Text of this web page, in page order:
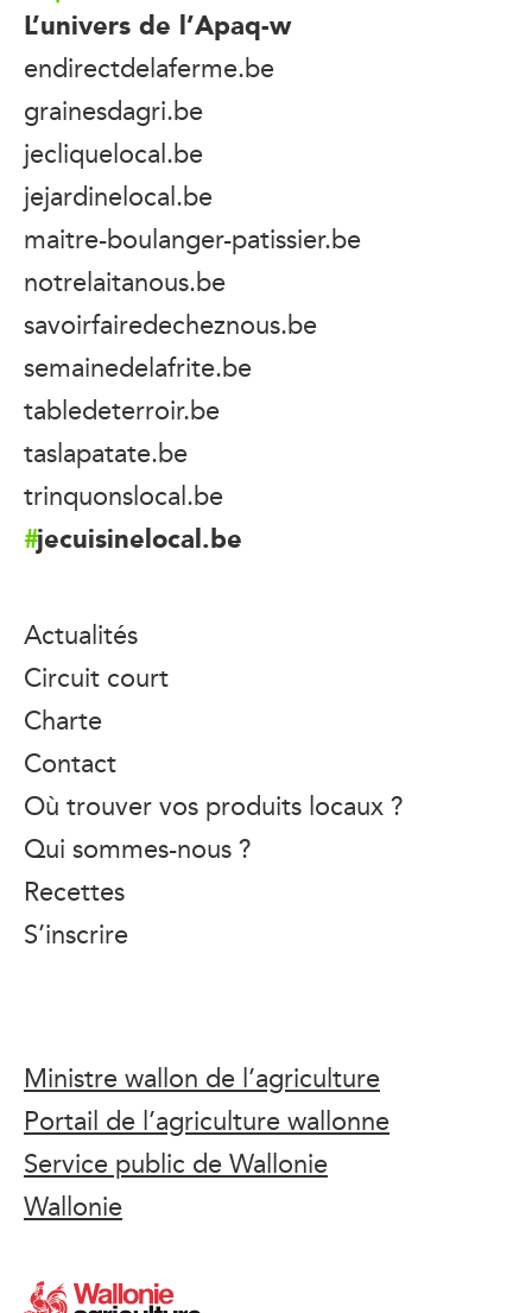
L’univers de l’Apaq-w
endirectdelaferme.be
grainesdagri.be
jecliquelocal.be
jejardinelocal.be
maitre-boulanger-patissier.be
notrelaitanous.be
savoirfairedecheznous.be
semainedelafrite.be
tabledeterroir.be
taslapatate.be
trinquonslocal.be
jecuisinelocal.be
Actualités
Circuit court
Charte
Contact
Où trouver vos produits locaux ?
Qui sommes-nous ?
Recettes
S’inscrire
Ministre wallon de l’agriculture
Portail de l’agriculture wallonne
Service public de Wallonie
Wallonie